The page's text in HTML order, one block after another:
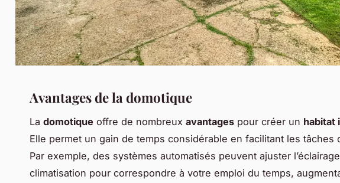
Avantages de la domotique
La domotique offre de nombreux avantages pour créer un habitat
Elle permet un gain de temps considérable en facilitant les tâches
Par exemple, des systèmes automatisés peuvent ajuster
climatisation pour correspondre à votre emploi du temps,